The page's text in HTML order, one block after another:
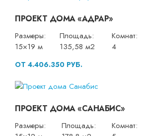
ПРОЕКТ ДОМА «АДРАР»
Размеры:
15×19 м
Площадь:
135,58 м2
Комнат:
4
ОТ 4.406.350 РУБ.
ПРОЕКТ ДОМА «САНАБИС»
Размеры:
Площадь:
Комнат: